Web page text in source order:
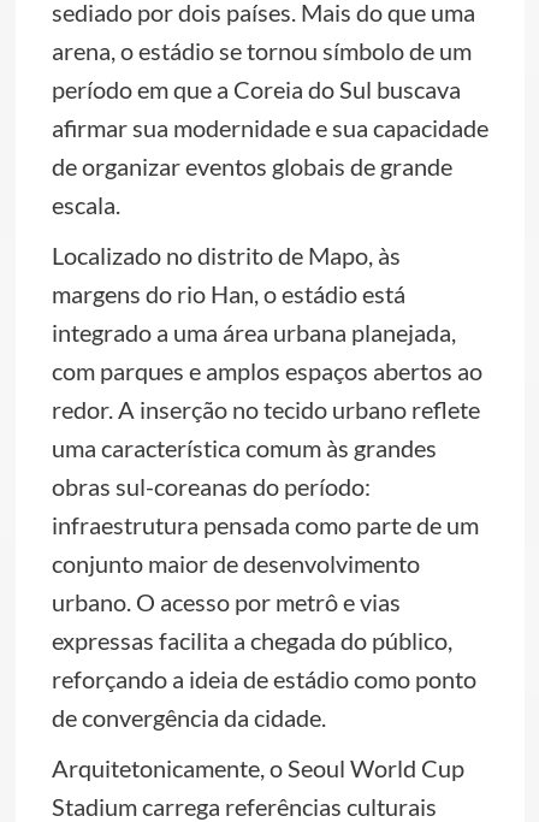
sediado por dois países. Mais do que uma
arena, o estádio se tornou símbolo de um
período em que a Coreia do Sul buscava
afirmar sua modernidade e sua capacidade
de organizar eventos globais de grande
escala.
Localizado no distrito de Mapo, às
margens do rio Han, o estádio está
integrado a uma área urbana planejada,
com parques e amplos espaços abertos ao
redor. A inserção no tecido urbano reflete
uma característica comum às grandes
obras sul-coreanas do período:
infraestrutura pensada como parte de um
conjunto maior de desenvolvimento
urbano. O acesso por metrô e vias
expressas facilita a chegada do público,
reforçando a ideia de estádio como ponto
de convergência da cidade.
Arquitetonicamente, o Seoul World Cup
Stadium carrega referências culturais